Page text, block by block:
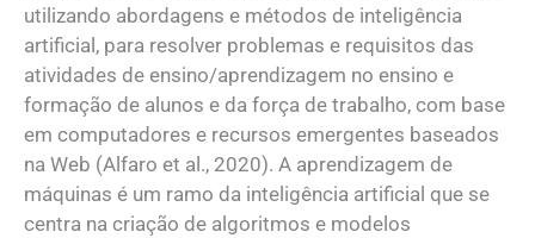
utilizando abordagens e métodos de inteligência
artificial, para resolver problemas e requisitos das
atividades de ensino/aprendizagem no ensino e
formação de alunos e da força de trabalho, com base
em computadores e recursos emergentes baseados
na Web (Alfaro et al., 2020). A aprendizagem de
máquinas é um ramo da inteligência artificial que se
centra na criação de algoritmos e modelos